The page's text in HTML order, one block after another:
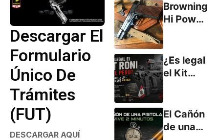
Descargar El
Formulario
Único De
Trámites
(FUT)
DESCARGAR AQUÍ
Browning
Hi Power
¿Es legal
el Kit
Lo que
dice la
El Cañón
de una